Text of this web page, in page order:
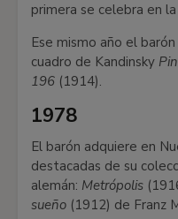
primera se celebra en
Ese mismo año el
cuadro de Kandinsky
196 (1914).
1978
El barón adquiere en
destacadas de su
alemán: Metrópolis
sueño (1912) de Franz